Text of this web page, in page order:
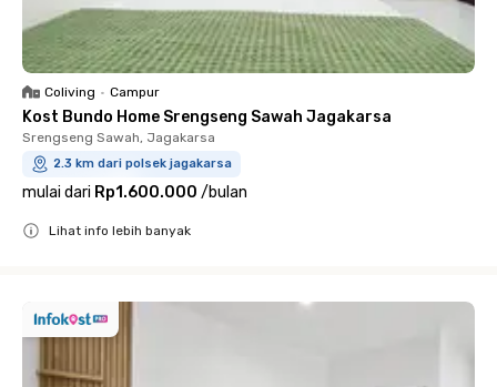
Coliving • Campur
Kost Bundo Home Srengseng Sawah Jagakarsa
Srengseng Sawah, Jagakarsa
2.3 km dari polsek jagakarsa
mulai dari Rp1.600.000 /bulan
Lihat info lebih banyak